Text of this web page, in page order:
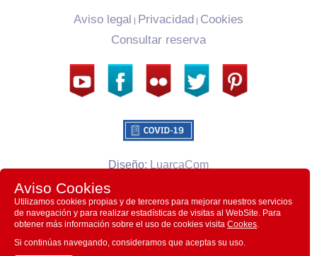
Aviso legal | Privacidad | Cookies
Consultar reserva
Diseño: LuarcaCom
Villa la Argentina CB © 2026
Aviso Cookies
Utilizamos cookies propias y de terceros para mejorar nuestros servicios
de navegación y para realizar estadísticas de visitas al WebSite. Para
obtener más información sobre el uso de cookies visita Cookes.
Si continúas navegando, consideramos que aceptas su uso.